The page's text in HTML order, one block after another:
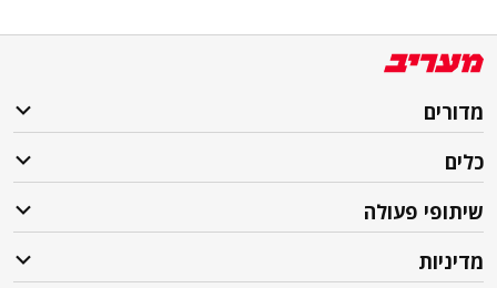
מדורים
כלים
שיתופי פעולה
מדיניות